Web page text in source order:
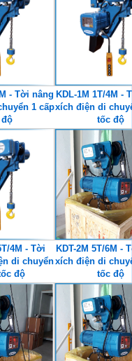
- Tời nâng
1 cấp
KDL-1M 1T/4M -
xích điện di
tốc độ
4M - Tời
di chuyển
độ
KDT-2M 5T/6M -
xích điện di
tốc độ